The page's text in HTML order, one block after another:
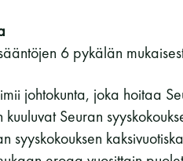
6 pykälän
johtokunta, joka hoitaa
Seuran
syyskokouksen